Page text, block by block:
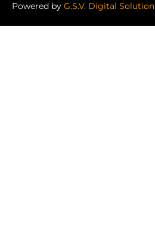
Powered by G.S.V. Digital Solution